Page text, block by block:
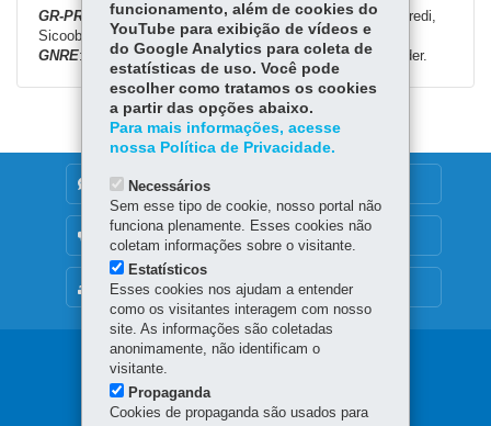
GR-PR:
Banco do Brasil, Bradesco, Itaú, Rendimento, Sicredi,
Sicoob e Santander.
GNRE: Banco do Brasil, Bradesco, Itaú, Sicredi e Santander.
MAPA DO SITE
DENUNCIE CORRUPÇÃO
OUVIDORIA
Navegação
principal
funcionamento, além de cookies do
YouTube para exibição de vídeos e
do Google Analytics para coleta de
estatísticas de uso. Você pode
escolher como tratamos os cookies
a partir das opções abaixo.
Para mais informações, acesse
nossa Política de Privacidade.
Necessários
Sem esse tipo de cookie, nosso portal não
funciona plenamente. Esses cookies não
coletam informações sobre o visitante.
Estatísticos
Esses cookies nos ajudam a entender
como os visitantes interagem com nosso
site. As informações são coletadas
anonimamente, não identificam o
visitante.
Propaganda
Cookies de propaganda são usados para